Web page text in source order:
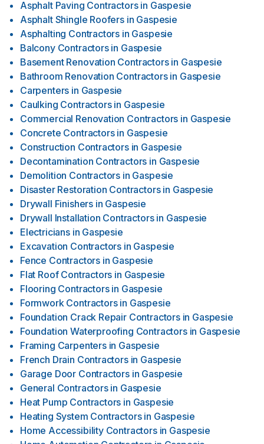
Asphalt Paving Contractors in Gaspesie
Asphalt Shingle Roofers in Gaspesie
Asphalting Contractors in Gaspesie
Balcony Contractors in Gaspesie
Basement Renovation Contractors in Gaspesie
Bathroom Renovation Contractors in Gaspesie
Carpenters in Gaspesie
Caulking Contractors in Gaspesie
Commercial Renovation Contractors in Gaspesie
Concrete Contractors in Gaspesie
Construction Contractors in Gaspesie
Decontamination Contractors in Gaspesie
Demolition Contractors in Gaspesie
Disaster Restoration Contractors in Gaspesie
Drywall Finishers in Gaspesie
Drywall Installation Contractors in Gaspesie
Electricians in Gaspesie
Excavation Contractors in Gaspesie
Fence Contractors in Gaspesie
Flat Roof Contractors in Gaspesie
Flooring Contractors in Gaspesie
Formwork Contractors in Gaspesie
Foundation Crack Repair Contractors in Gaspesie
Foundation Waterproofing Contractors in Gaspesie
Framing Carpenters in Gaspesie
French Drain Contractors in Gaspesie
Garage Door Contractors in Gaspesie
General Contractors in Gaspesie
Heat Pump Contractors in Gaspesie
Heating System Contractors in Gaspesie
Home Accessibility Contractors in Gaspesie